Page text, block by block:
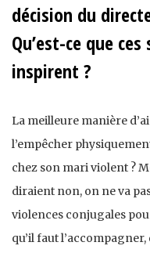
décision du
Qu’est-ce que
inspirent ?
La meilleure manière
l’empêcher
chez son mari violent ?
diraient non, on ne va
violences conjugales
qu’il faut l’accompagner,